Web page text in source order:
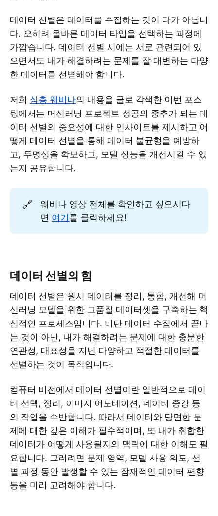
이 있나요?
Q: 비디오도 가능한가요?
Q: 가시화한 산포도(Scatter plot)에서 샘플링을 하
시지 않을까 생각합니다. 전부 다 쓰려면 너무 복잡
할 테니까요. 만일 샘플링을 하고 계신다면 특별한
전략이 있나요 아니면 랜덤인가요?
Q: 다차원을 2차원이 아닌 3차원으로 축소하면 더
세밀한 정보를 얻을 수 있을까요?
Q: 어떤 베이스 모델을 사용하시나요? 혹시 프로덕
트 내부에서 베이스 모델을 변경할 수 있는 옵션도
제공되나요?
Q: 라벨링 오류가 발생한 데이터를 찾기 위해 어떤
머신러닝 알고리즘을 사용하나요?
데이터 선별은 데이터를 수집하는 것이 다가 아닙니
다. 오히려 올바른 데이터 타입을 선택하는 과정에
가깝습니다. 데이터 선별 시에는 서로 관련되어 있
으면서도 내가 해결하려는 문제를 잘 대변하는 다양
한 데이터를 선별해야 합니다.
저희 심층 웨비나의 내용을 글로 각색한 이번 포스
팅에서는 머신러닝 프로젝트 성공의 중추가 되는 데
이터 선별의 중요성에 대한 인사이트를 제시하고 어
떻게 데이터 선별을 통해 데이터 불균형을 예방하
고, 투명성을 확보하고, 모델 성능을 개선시킬 수 있
는지 공유합니다.
🔗
웨비나 영상 전체를 확인하고 싶으시다
면 여기를 클릭하세요!
데이터 선별의 힘
데이터 선별은 원시 데이터를 정리, 통합, 개선해 머
신러닝 모델을 위한 고품질 데이터셋을 구축하는 핵
심적인 프로세스입니다. 비단 데이터 수집에서 끝나
는 것이 아닌, 내가 해결하려는 문제에 대한 충분한
연관성, 대표성을 지닌 다양하고 적절한 데이터를
선별하는 것이 목적입니다.
컴퓨터 비전에서 데이터 선별이란 일반적으로 데이
터 선택, 정리, 이미지 어노테이션, 데이터 증강 등
의 작업을 수반합니다. 따라서 데이터와 당면한 문
제에 대한 깊은 이해가 필수적이며, 또 내가 취합한
데이터가 어떻게 사용될지의 맥락에 대한 이해도 필
요합니다. 그러려면 문제 영역, 모델 사용 의도, 선
별 과정 동안 발생할 수 있는 잠재적인 데이터 편향
등을 미리 고려해야 합니다.